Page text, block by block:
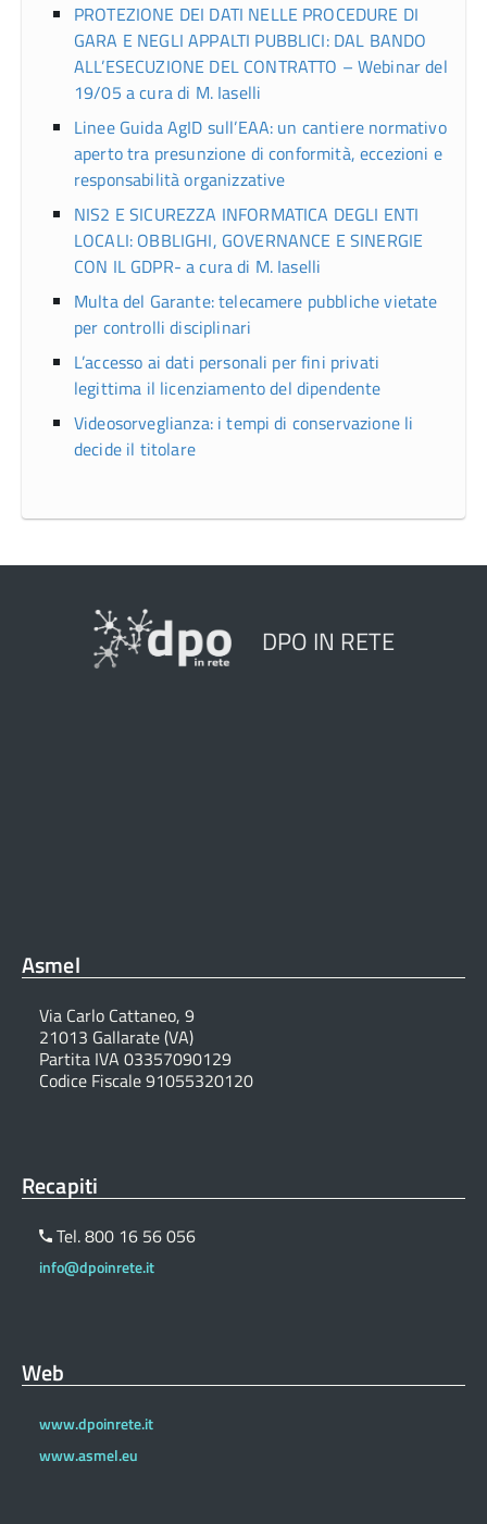
PROTEZIONE DEI DATI NELLE PROCEDURE DI
GARA E NEGLI APPALTI PUBBLICI: DAL BANDO
ALL’ESECUZIONE DEL CONTRATTO – Webinar del
19/05 a cura di M. Iaselli
Linee Guida AgID sull’EAA: un cantiere normativo
aperto tra presunzione di conformità, eccezioni e
responsabilità organizzative
NIS2 E SICUREZZA INFORMATICA DEGLI ENTI
LOCALI: OBBLIGHI, GOVERNANCE E SINERGIE
CON IL GDPR- a cura di M. Iaselli
Multa del Garante: telecamere pubbliche vietate
per controlli disciplinari
L’accesso ai dati personali per fini privati
legittima il licenziamento del dipendente
Videosorveglianza: i tempi di conservazione li
decide il titolare
DPO IN RETE
Asmel
Via Carlo Cattaneo, 9
21013 Gallarate (VA)
Partita IVA 03357090129
Codice Fiscale 91055320120
Recapiti
Tel. 800 16 56 056
info@dpoinrete.it
Web
www.dpoinrete.it
www.asmel.eu